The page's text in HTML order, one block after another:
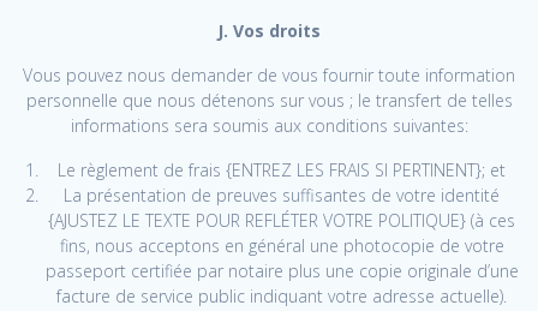
J. Vos droits
Vous pouvez nous demander de vous fournir toute information
personnelle que nous détenons sur vous ; le transfert de telles
informations sera soumis aux conditions suivantes:
Le règlement de frais {ENTREZ LES FRAIS SI PERTINENT}; et
La présentation de preuves suffisantes de votre identité
{AJUSTEZ LE TEXTE POUR REFLÉTER VOTRE POLITIQUE} (à ces
fins, nous acceptons en général une photocopie de votre
passeport certifiée par notaire plus une copie originale d’une
facture de service public indiquant votre adresse actuelle).